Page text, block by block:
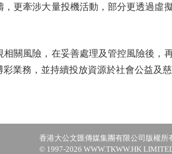
更牽涉大量投機活動，部分更透過虛
風險，在妥善處理及管控風險後，再
業務，並持續投放資源於社會公益及慈
香港大公文匯傳媒集團有限公司版權所
© 1997-2026 WWW.TKWW.HK